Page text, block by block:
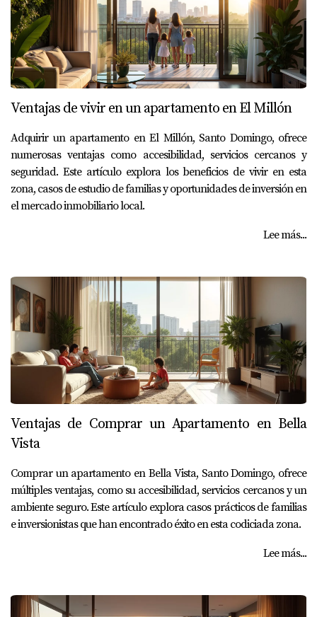
Ventajas de vivir en un apartamento en El Millón
Adquirir un apartamento en El Millón, Santo Domingo, ofrece
numerosas ventajas como accesibilidad, servicios cercanos y
seguridad. Este artículo explora los beneficios de vivir en esta
zona, casos de estudio de familias y oportunidades de inversión en
el mercado inmobiliario local.
Lee más...
Ventajas de Comprar un Apartamento en Bella
Vista
Comprar un apartamento en Bella Vista, Santo Domingo, ofrece
múltiples ventajas, como su accesibilidad, servicios cercanos y un
ambiente seguro. Este artículo explora casos prácticos de familias
e inversionistas que han encontrado éxito en esta codiciada zona.
Lee más...